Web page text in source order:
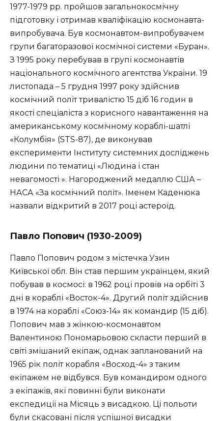
1977-1979 рр. пройшов загальнокосмічну
підготовку і отримав кваліфікацію космонавта-
випробувача. Був космонавтом-випробувачем
групи багаторазової космічної системи «Буран».
З 1995 року перебував в групі космонавтів
національного космічного агентства України. 19
листопада – 5 грудня 1997 року здійснив
космічний політ тривалістю 15 діб 16 годин в
якості спеціаліста з корисного навантаження на
американському космічному кораблі-шатлі
«Колумбія» (STS-87), де виконував
експерименти Інституту системних досліджень
людини по тематиці «Людина і стан
невагомості ». Нагороджений медаллю США –
НАСА «За космічний політ». Іменем Каденюка
назвали відкритий в 2017 році астероїд.
Павло Попович (1930-2009)
Павло Попович родом з містечка Узин
Київської обл. Він став першим українцем, який
побував в космосі: в 1962 році провів на орбіті 3
дні в кораблі «Восток-4». Другий політ здійснив
в 1974 на кораблі «Союз-14» як командир (15 діб).
Попович мав з жінкою-космонавтом
Валентиною Пономарьовою скласти перший в
світі змішаний екіпаж, однак запланований на
1965 рік політ корабля «Восход-4» з таким
екіпажем не відбувся. Був командиром одного
з екіпажів, які повинні були виконати
експедиції на Місяць з висадкою. Ці польоти
були скасовані після успішної висадки